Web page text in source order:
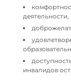
деятельности,
инвалидов